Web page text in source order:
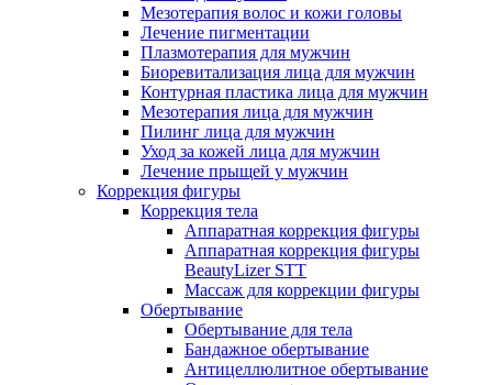
Мезотерапия волос и кожи головы
Лечение пигментации
Плазмотерапия для мужчин
Биоревитализация лица для мужчин
Контурная пластика лица для мужчин
Мезотерапия лица для мужчин
Пилинг лица для мужчин
Уход за кожей лица для мужчин
Лечение прыщей у мужчин
Коррекция фигуры
Коррекция тела
Аппаратная коррекция фигуры
Аппаратная коррекция фигуры
BeautyLizer STT
Массаж для коррекции фигуры
Обертывание
Обертывание для тела
Бандажное обертывание
Антицеллюлитное обертывание